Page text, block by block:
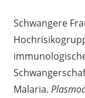
Schwangere
Malaria.